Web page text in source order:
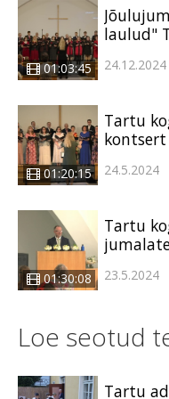
01:03:45
laulud"
24.12.2024
01:20:15
Tartu
kontsert
24.5.2024
01:30:08
Tartu
23.5.2024
Loe seotud
Tartu